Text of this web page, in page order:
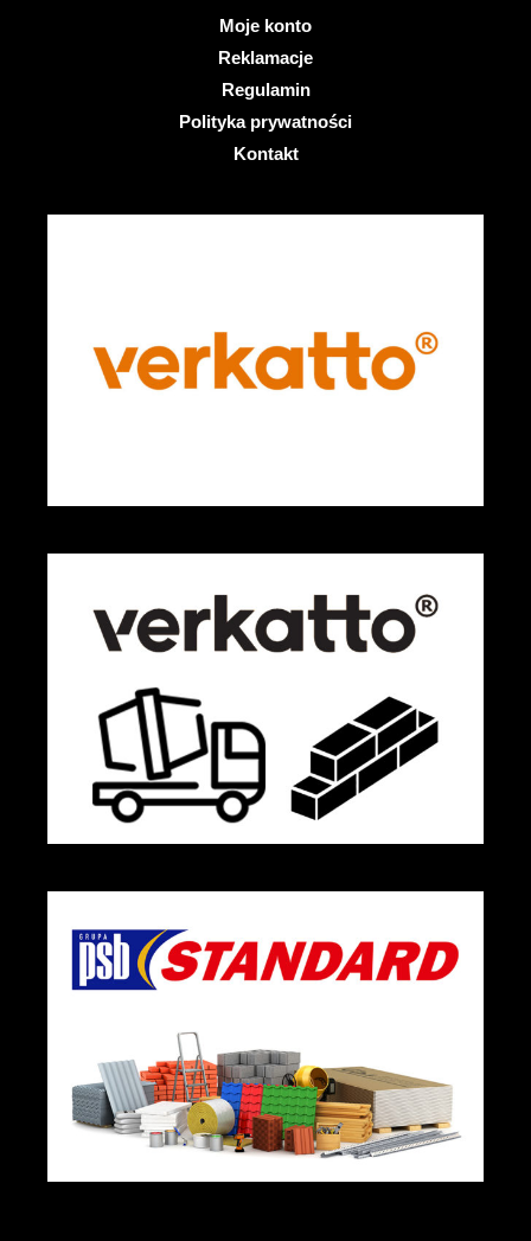
Moje konto
Reklamacje
Regulamin
Polityka prywatności
Kontakt